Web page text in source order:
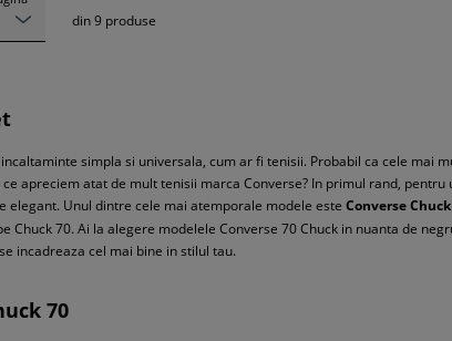
din9 produse
simpla si universala, cum ar fi tenisii. Probabil ca cele mai
apreciem atat de mult tenisii marca Converse? In primul rand,
elegant. Unul dintre cele mai atemporale modele este Converse
70. Ai la alegere modelele Converse 70 Chuck in nuanta de
incadreaza cel mai bine in stilul tau.
70